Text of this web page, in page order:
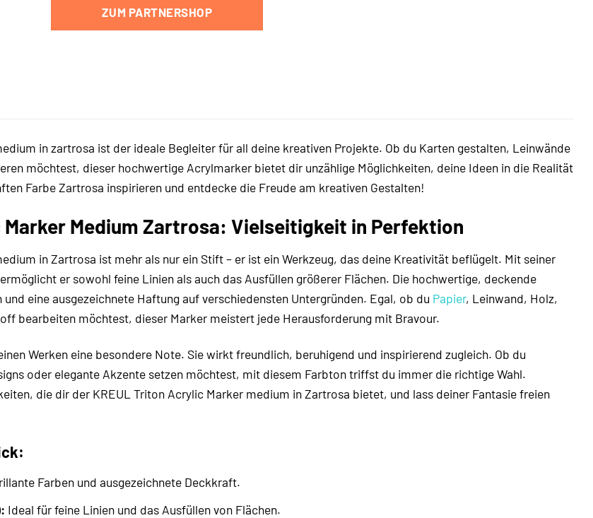
ZUM PARTNERSHOP
in zartrosa ist der ideale Begleiter für all deine kreativen Projekte. Ob du Karten gestalten, Leinwände
möchtest, dieser hochwertige Acrylmarker bietet dir unzählige Möglichkeiten, deine Ideen in die Realität
Farbe Zartrosa inspirieren und entdecke die Freude am kreativen Gestalten!
Marker Medium Zartrosa: Vielseitigkeit in Perfektion
in Zartrosa ist mehr als nur ein Stift – er ist ein Werkzeug, das deine Kreativität beflügelt. Mit seiner
er sowohl feine Linien als auch das Ausfüllen größerer Flächen. Die hochwertige, deckende
eine ausgezeichnete Haftung auf verschiedensten Untergründen. Egal, ob du Papier, Leinwand, Holz,
bearbeiten möchtest, dieser Marker meistert jede Herausforderung mit Bravour.
Werken eine besondere Note. Sie wirkt freundlich, beruhigend und inspirierend zugleich. Ob du
oder elegante Akzente setzen möchtest, mit diesem Farbton triffst du immer die richtige Wahl.
die dir der KREUL Triton Acrylic Marker medium in Zartrosa bietet, und lass deiner Fantasie freien
Farben und ausgezeichnete Deckkraft.
Ideal für feine Linien und das Ausfüllen von Flächen.